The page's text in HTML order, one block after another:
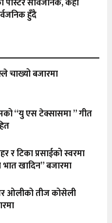
पोस्टर सार्वजनिक, केही
हुँदै
चाख्यो बजारमा
“यु एस टेक्सासमा ” गीत
टिका प्रसाईको स्वरमा
खादिन” बजारमा
ओलीको तीज कोसेली